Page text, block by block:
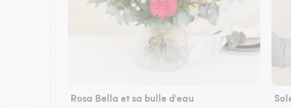
Rosa Bella et sa bulle d'eau